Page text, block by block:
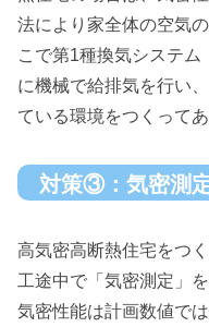
法により家全体の空気
こで第1種換気システ
に機械で給排気を行い
ている環境をつくって
対策③：気密測
高気密高断熱住宅をつ
工途中で「気密測定」
気密性能は計画数値で